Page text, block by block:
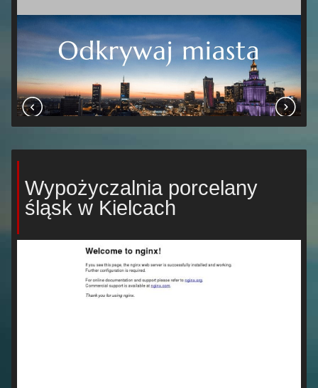
Wypożyczalnia porcelany
śląsk w Kielcach